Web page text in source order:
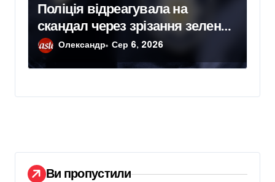
Поліція відреагувала на
скандал через зрізання зелених
насаджень у Голосіївському
районі
Олександр Сер 6, 2026
Ви пропустили